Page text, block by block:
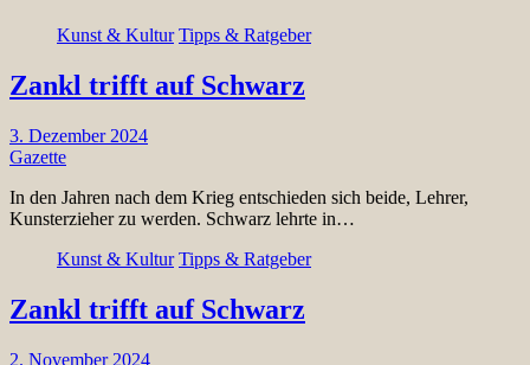
Kunst & Kultur Tipps & Ratgeber
Zankl trifft auf Schwarz
3. Dezember 2024
Gazette
In den Jahren nach dem Krieg entschieden sich beide, Lehrer,
Kunsterzieher zu werden. Schwarz lehrte in…
Kunst & Kultur Tipps & Ratgeber
Zankl trifft auf Schwarz
2. November 2024